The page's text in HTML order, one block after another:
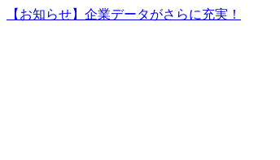
【お知らせ】企業データがさらに充実！